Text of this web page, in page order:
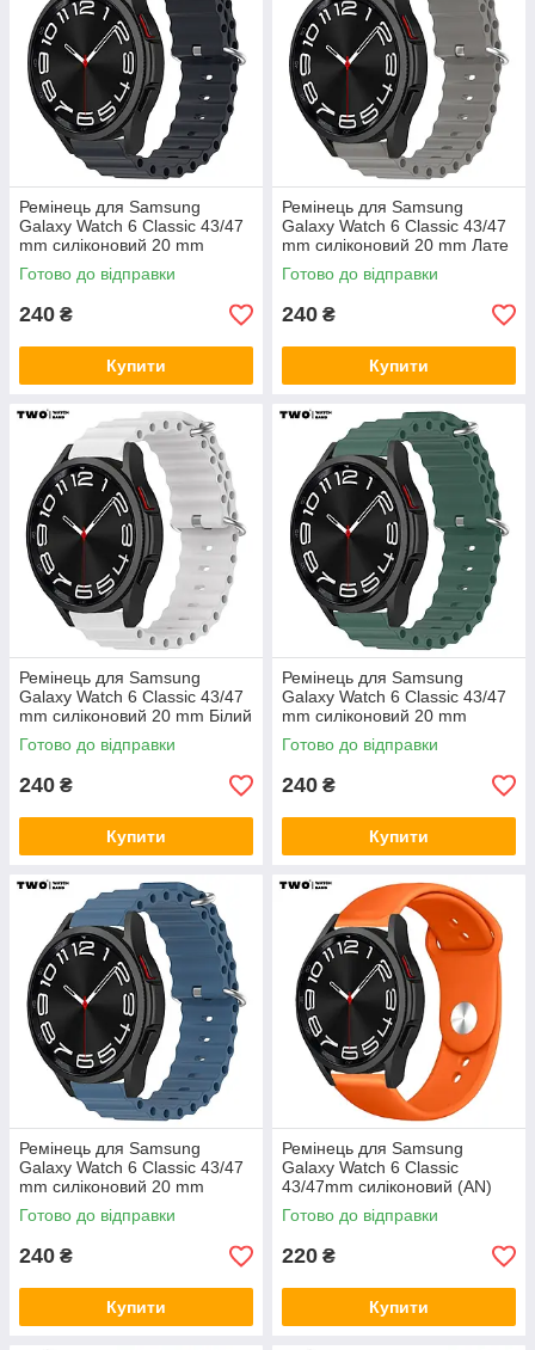
Ремінець для Samsung
Galaxy Watch 6 Classic 43/47
mm силіконовий 20 mm
Темно сірий
Готово до відправки
240 ₴
Купити
Ремінець для Samsung
Galaxy Watch 6 Classic 43/47
mm силіконовий 20 mm Лате
Готово до відправки
240 ₴
Купити
Ремінець для Samsung
Galaxy Watch 6 Classic 43/47
mm силіконовий 20 mm Білий
Готово до відправки
240 ₴
Купити
Ремінець для Samsung
Galaxy Watch 6 Classic 43/47
mm силіконовий 20 mm
Темно зелений
Готово до відправки
240 ₴
Купити
Ремінець для Samsung
Galaxy Watch 6 Classic 43/47
mm силіконовий 20 mm
Світло синій
Готово до відправки
240 ₴
Купити
Ремінець для Samsung
Galaxy Watch 6 Classic
43/47mm силіконовий (AN)
Помаранчевий
Готово до відправки
220 ₴
Купити